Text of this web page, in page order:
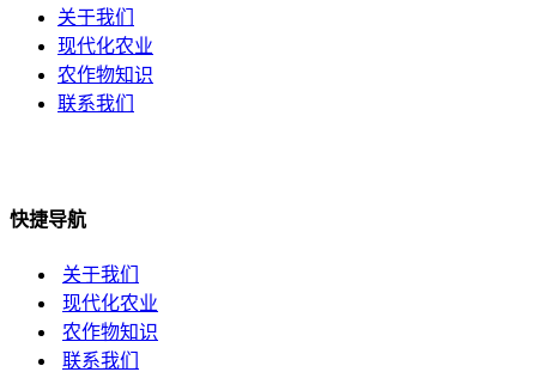
关于我们
现代化农业
农作物知识
联系我们
快捷导航
关于我们
现代化农业
农作物知识
联系我们